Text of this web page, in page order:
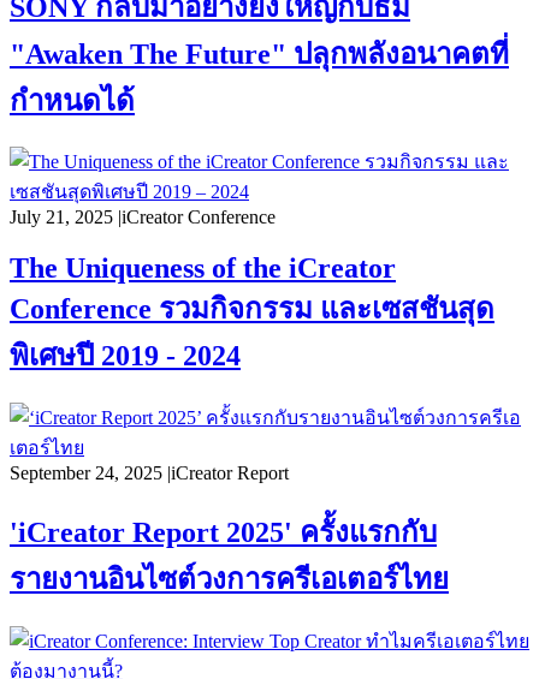
SONY กลับมาอย่างยิ่งใหญ่กับธีม
"Awaken The Future" ปลุกพลังอนาคตที่
กำหนดได้
July 21, 2025 |iCreator Conference
The Uniqueness of the iCreator
Conference รวมกิจกรรม และเซสชันสุด
พิเศษปี 2019 - 2024
September 24, 2025 |iCreator Report
'iCreator Report 2025' ครั้งแรกกับ
รายงานอินไซต์วงการครีเอเตอร์ไทย